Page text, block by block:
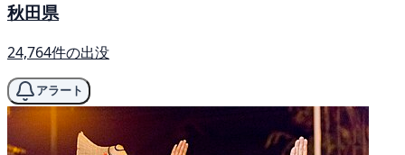
秋田県
24,764件の出没
アラート